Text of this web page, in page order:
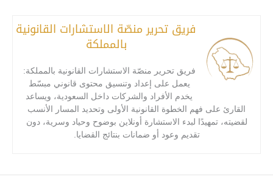
فريق تحرير منصّة الاستشارات القانونية
بالمملكة
فريق تحرير منصّة الاستشارات القانونية بالمملكة:
يعمل على إعداد وتنسيق محتوى قانوني مبسّط
يخدم الأفراد والشركات داخل السعودية، ويساعد
القارئ على فهم الخطوة القانونية الأولى وتحديد المسار الأنسب
لقضيته، تمهيدًا لبدء الاستشارة أونلاين بوضوح وحياد وسرية، دون
تقديم وعود أو ضمانات بنتائج القضايا.